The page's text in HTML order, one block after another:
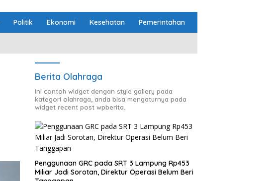
Politik Ekonomi Kesehatan Pemerintahan
Berita Olahraga
Ini contoh widget dengan style gallery pada
kategori olahraga, anda bisa mengaturnya pada
widget recent post wpberita.
Penggunaan GRC pada SRT 3 Lampung Rp453
Miliar Jadi Sorotan, Direktur Operasi Belum Beri